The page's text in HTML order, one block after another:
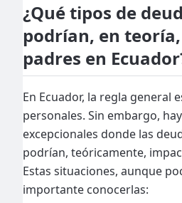
¿Qué tipos de
podrían, en
padres en
En Ecuador, la regla general
personales. Sin embargo,
excepcionales donde las
podrían, teóricamente,
Estas situaciones, aunque
importante conocerlas: